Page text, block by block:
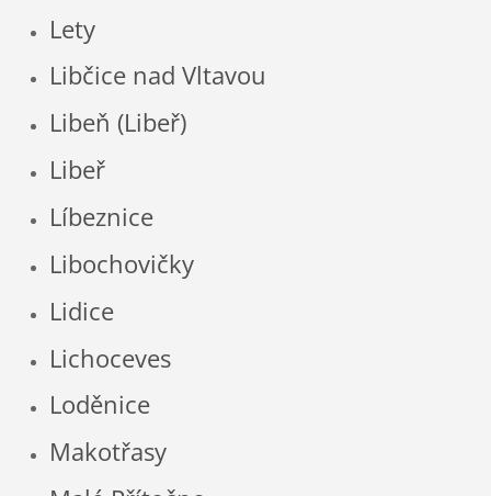
Lety
Libčice nad Vltavou
Libeň (Libeř)
Libeř
Líbeznice
Libochovičky
Lidice
Lichoceves
Loděnice
Makotřasy